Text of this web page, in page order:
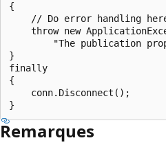
{
// Do error handling
throw new
"The publication
}
finally
{
    conn.Disconnect();
Remarques